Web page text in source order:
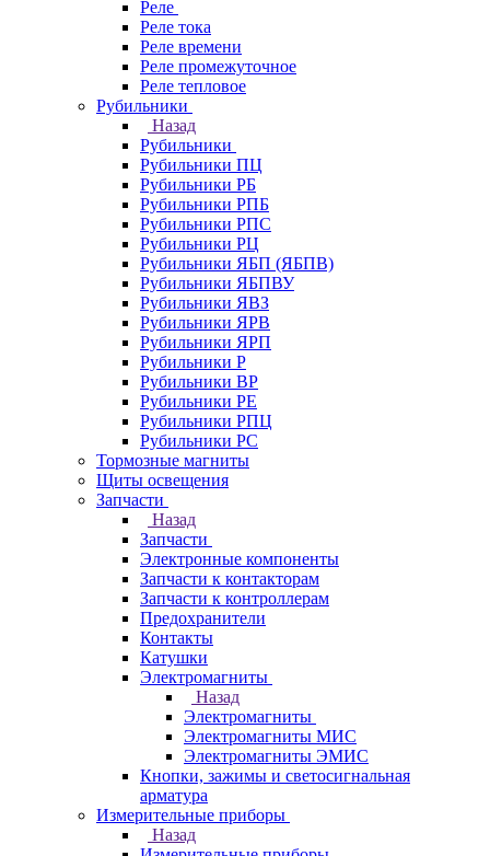
Реле
Реле тока
Реле времени
Реле промежуточное
Реле тепловое
Рубильники
Назад
Рубильники
Рубильники ПЦ
Рубильники РБ
Рубильники РПБ
Рубильники РПС
Рубильники РЦ
Рубильники ЯБП (ЯБПВ)
Рубильники ЯБПВУ
Рубильники ЯВЗ
Рубильники ЯРВ
Рубильники ЯРП
Рубильники Р
Рубильники ВР
Рубильники РЕ
Рубильники РПЦ
Рубильники РС
Тормозные магниты
Щиты освещения
Запчасти
Назад
Запчасти
Электронные компоненты
Запчасти к контакторам
Запчасти к контроллерам
Предохранители
Контакты
Катушки
Электромагниты
Назад
Электромагниты
Электромагниты МИС
Электромагниты ЭМИС
Кнопки, зажимы и светосигнальная
арматура
Измерительные приборы
Назад